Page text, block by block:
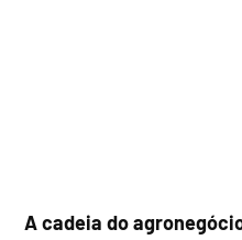
A cadeia do